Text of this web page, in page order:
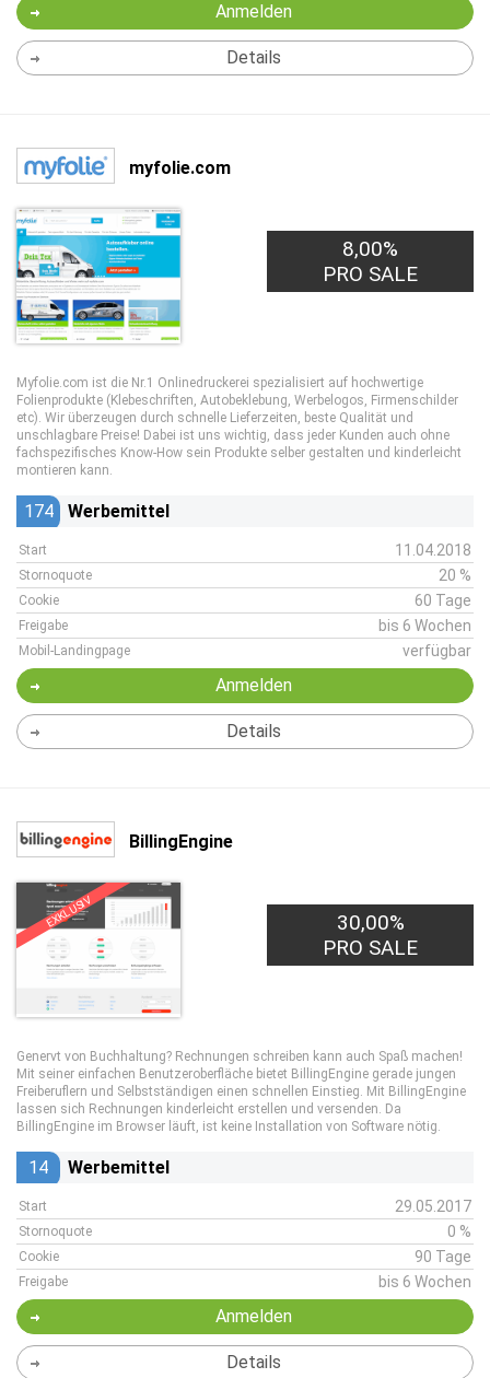
Anmelden
Details
myfolie.com
8,00%
PRO SALE
Myfolie.com ist die Nr.1 Onlinedruckerei spezialisiert auf hochwertige
Folienprodukte (Klebeschriften, Autobeklebung, Werbelogos, Firmenschilder
etc). Wir überzeugen durch schnelle Lieferzeiten, beste Qualität und
unschlagbare Preise! Dabei ist uns wichtig, dass jeder Kunden auch ohne
fachspezifisches Know-How sein Produkte selber gestalten und kinderleicht
montieren kann.
174 Werbemittel
Start 11.04.2018
Stornoquote 20 %
Cookie 60 Tage
Freigabe bis 6 Wochen
Mobil-Landingpage verfügbar
Anmelden
Details
BillingEngine
EXKLUSIV
30,00%
PRO SALE
Genervt von Buchhaltung? Rechnungen schreiben kann auch Spaß machen!
Mit seiner einfachen Benutzeroberfläche bietet BillingEngine gerade jungen
Freiberuflern und Selbstständigen einen schnellen Einstieg. Mit BillingEngine
lassen sich Rechnungen kinderleicht erstellen und versenden. Da
BillingEngine im Browser läuft, ist keine Installation von Software nötig.
14 Werbemittel
Start 29.05.2017
Stornoquote 0 %
Cookie 90 Tage
Freigabe bis 6 Wochen
Anmelden
Details